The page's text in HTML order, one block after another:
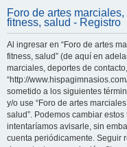
Foro de artes
fitness, salud - Registro
Al ingresar en “Foro de artes
fitness, salud” (de aquí en
marciales, deportes de
“http://
sometido a los siguientes
y/o use “Foro de artes
salud”. Podemos cambiar
intentaríamos avisarle, sin
cuenta periódicamente. Seguir